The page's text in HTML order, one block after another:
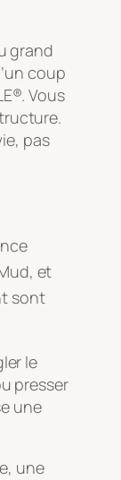
grand
coup
Vous
pas
et
sont
le
presser
une
une